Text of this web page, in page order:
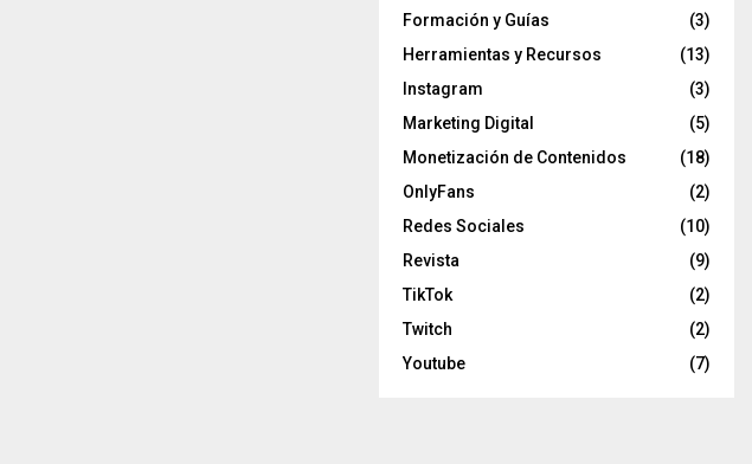
Formación y Guías
(3)
Herramientas y Recursos
(13)
Instagram
(3)
Marketing Digital
(5)
Monetización de Contenidos
(18)
OnlyFans
(2)
Redes Sociales
(10)
Revista
(9)
TikTok
(2)
Twitch
(2)
Youtube
(7)